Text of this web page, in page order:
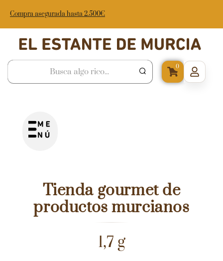
Compra asegurada hasta 2.500€
0
Tienda gourmet de
productos murcianos
1,7 g